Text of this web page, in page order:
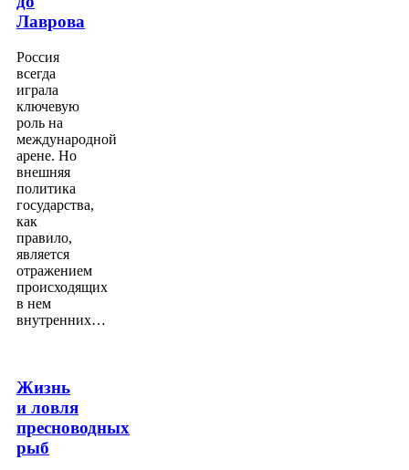
Лаврова
Россия
всегда
играла
ключевую
роль на
международной
арене. Но
внешняя
политика
государства,
как
правило,
является
отражением
происходящих
в нем
внутренних…
Жизнь
и ловля
пресноводных
рыб